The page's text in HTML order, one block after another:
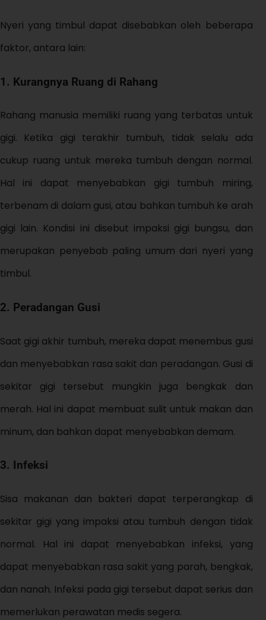
Nyeri yang timbul dapat disebabkan oleh beberapa
faktor, antara lain:
1. Kurangnya Ruang di Rahang
Rahang manusia memiliki ruang yang terbatas untuk
gigi. Ketika gigi terakhir tumbuh, tidak selalu ada
cukup ruang untuk mereka tumbuh dengan normal.
Hal ini dapat menyebabkan gigi tumbuh miring,
terbenam di dalam gusi, atau bahkan tumbuh ke arah
gigi lain. Kondisi ini disebut impaksi gigi bungsu, dan
merupakan penyebab paling umum dari nyeri yang
timbul.
2. Peradangan Gusi
Saat gigi akhir tumbuh, mereka dapat menembus gusi
dan menyebabkan rasa sakit dan peradangan. Gusi di
sekitar gigi tersebut mungkin juga bengkak dan
merah. Hal ini dapat membuat sulit untuk makan dan
minum, dan bahkan dapat menyebabkan demam.
3. Infeksi
Sisa makanan dan bakteri dapat terperangkap di
sekitar gigi yang impaksi atau tumbuh dengan tidak
normal. Hal ini dapat menyebabkan infeksi, yang
dapat menyebabkan rasa sakit yang parah, bengkak,
dan nanah. Infeksi pada gigi tersebut dapat serius dan
memerlukan perawatan medis segera.